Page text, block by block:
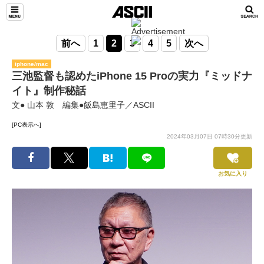
前へ 1 2 3 4 5 次へ
iphone/mac
三池監督も認めたiPhone 15 Proの実力『ミッドナ
イト』制作秘話
文● 山本 敦 編集●飯島恵里子／ASCII
[PC表示へ]
2024年03月07日 07時30分更新
お気に入り